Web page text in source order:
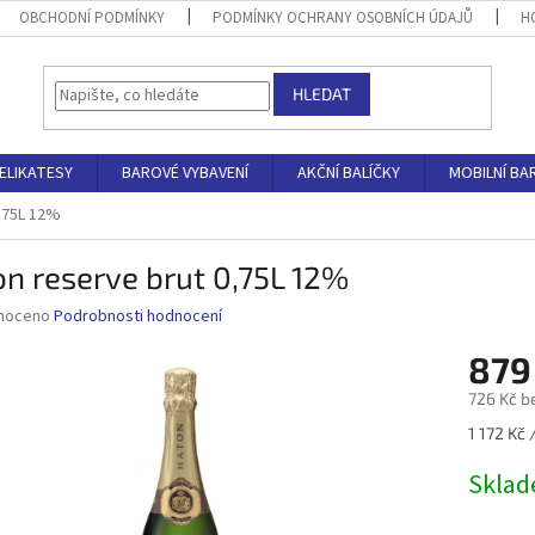
OBCHODNÍ PODMÍNKY PODMÍNKY OCHRANY OSOBNÍCH ÚDAJŮ
HLEDAT
BAROVÉ VYBAVENÍ AKČNÍ BALÍČKY MOBILNÍ
12%
reserve brut 0,75L 12%
Podrobnosti hodnocení
726 Kč
Měrná
1 172 Kč